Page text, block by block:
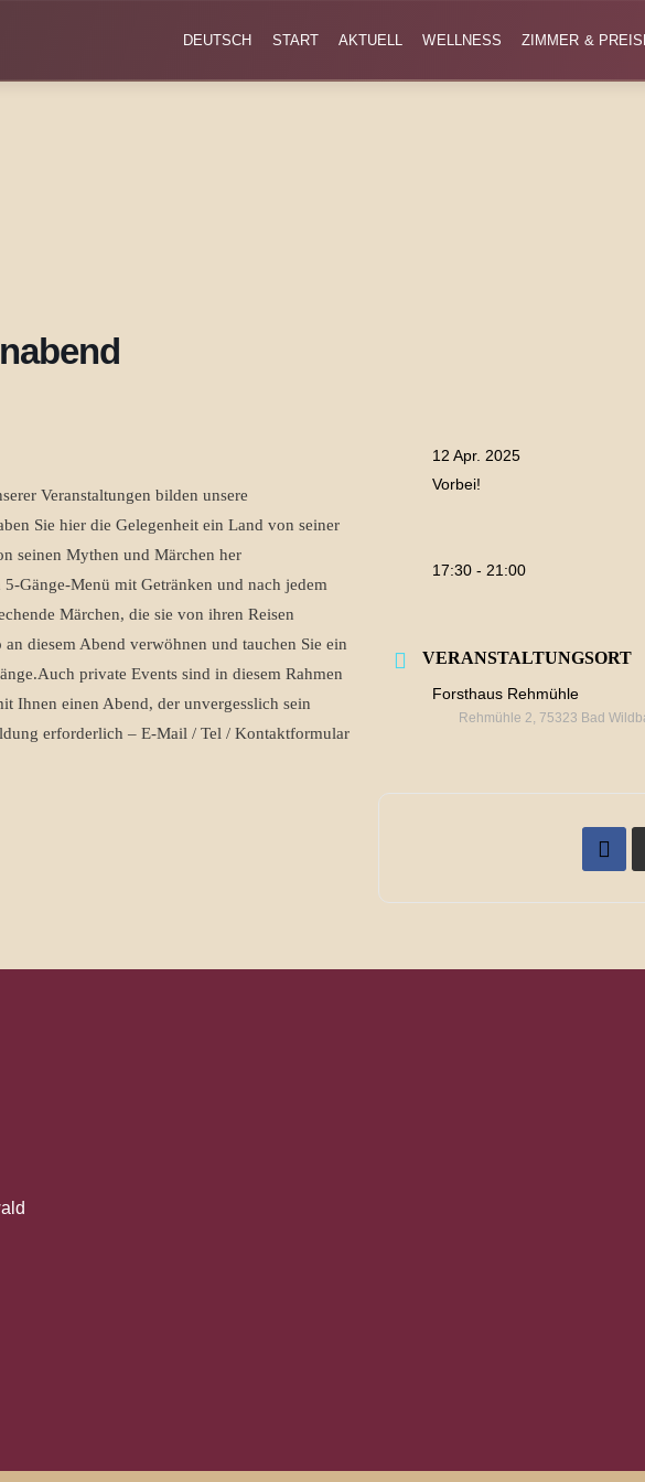
DEUTSCH START AKTUELL WELLNESS ZIMMER &
Veranstaltungen bilden unsere
Sie hier die Gelegenheit ein Land von seiner
seinen Mythen und Märchen her
Gänge-Menü mit Getränken und nach jedem
Märchen, die sie von ihren Reisen
diesem Abend verwöhnen und tauchen Sie ein
private Events sind in diesem Rahmen
Ihnen einen Abend, der unvergesslich sein
erforderlich – E-Mail / Tel / Kontaktformular
12 Apr. 2025
Vorbei!
17:30 - 21:00
VERANSTALTUNGSORT
Forsthaus Rehmühle
Rehmühle 2, 75323 Bad